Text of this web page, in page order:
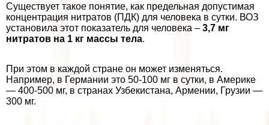
Существует такое понятие, как предельная допустимая
концентрация нитратов (ПДК) для человека в сутки. ВОЗ
установила этот показатель для человека – 3,7 мг
нитратов на 1 кг массы тела.
При этом в каждой стране он может изменяться.
Например, в Германии это 50-100 мг в сутки, в Америке
— 400-500 мг, в странах Узбекистана, Армении, Грузии —
300 мг.